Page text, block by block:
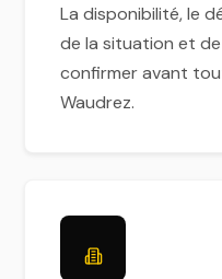
La disponibilité, le
de la situation et de
confirmer avant
Waudrez.